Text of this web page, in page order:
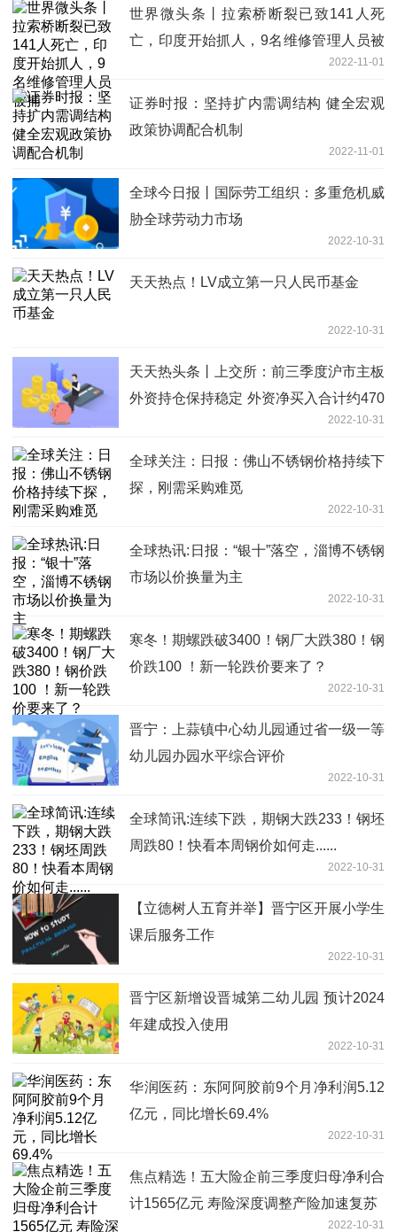
世界微头条丨拉索桥断裂已致141人死
亡，印度开始抓人，9名维修管理人员被
2022-11-01
证券时报：坚持扩内需调结构 健全宏观
政策协调配合机制
2022-11-01
全球今日报丨国际劳工组织：多重危机威
胁全球劳动力市场
2022-10-31
天天热点！LV成立第一只人民币基金
2022-10-31
天天热头条丨上交所：前三季度沪市主板
外资持仓保持稳定 外资净买入合计约470
2022-10-31
全球关注：日报：佛山不锈钢价格持续下
探，刚需采购难觅
2022-10-31
全球热讯:日报：“银十”落空，淄博不锈钢
市场以价换量为主
2022-10-31
寒冬！期螺跌破3400！钢厂大跌380！钢
价跌100 ！新一轮跌价要来了？
2022-10-31
晋宁：上蒜镇中心幼儿园通过省一级一等
幼儿园办园水平综合评价
2022-10-31
全球简讯:连续下跌，期钢大跌233！钢坯
周跌80！快看本周钢价如何走......
2022-10-31
【立德树人五育并举】晋宁区开展小学生
课后服务工作
2022-10-31
晋宁区新增设晋城第二幼儿园 预计2024
年建成投入使用
2022-10-31
华润医药：东阿阿胶前9个月净利润5.12
亿元，同比增长69.4%
2022-10-31
焦点精选！五大险企前三季度归母净利合
计1565亿元 寿险深度调整产险加速复苏
2022-10-31